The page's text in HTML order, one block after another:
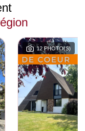
12 PHOTO(S)